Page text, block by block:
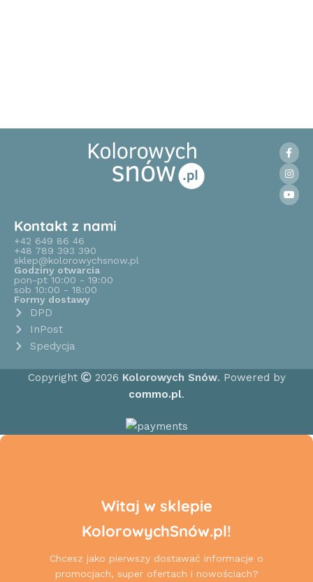
Kontakt z nami
+42 649 86 46
+48 789 393 390
sklep@kolorowychsnow.pl
Godziny otwarcia
pon-pt 10:00 - 19:00
sob 10:00 - 18:00
Formy dostawy
DPD
InPost
Spedycja
Copyright 2026 Kolorowych Snów. Powered by
commo.pl.
Witaj w sklepie
KolorowychSnów.pl!
Chcesz jako pierwszy dostawać informacje o
promocjach, super ofertach i nowościach?